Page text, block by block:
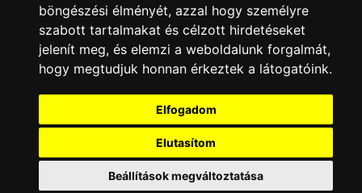
böngészési élményét, azzal hogy személyre
szabott tartalmakat és célzott hirdetéseket
jelenít meg, és elemzi a weboldalunk forgalmát,
hogy megtudjuk honnan érkeztek a látogatóink.
Elfogadom
Elutasítom
Beállítások megváltoztatása